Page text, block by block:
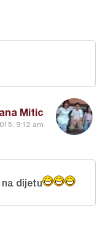
Mitic
9:12 am
dijetu